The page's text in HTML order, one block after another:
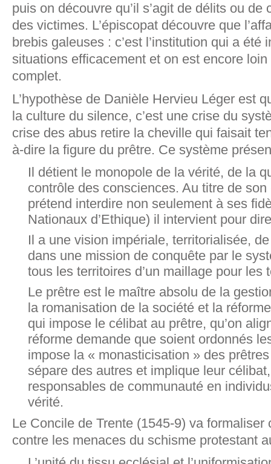
puis on découvre qu’il s’agit de délits ou
des victimes. L’épiscopat découvre que
brebis galeuses : c’est l’institution qui a été
situations efficacement et on est encore loin
complet.
L’hypothèse de Danièle Hervieu Léger est
la culture du silence, c’est une crise du
crise des abus retire la cheville qui faisait
à-dire la figure du prêtre. Ce système
Il détient le monopole de la vérité, de la
contrôle des consciences. Au titre de
prétend interdire non seulement à ses
Nationaux d’Ethique) il intervient pour
Il a une vision impériale, territorialisée,
dans une mission de conquête par le
tous les territoires d’un maillage pour les
Le prêtre est le maître absolu de la
la romanisation de la société et la
qui impose le célibat au prêtre, qu’on
réforme demande que soient ordonnés
impose la « monasticisation » des
sépare des autres et implique leur
responsables de communauté en
vérité.
Le Concile de Trente (1545-9) va
contre les menaces du schisme protestant